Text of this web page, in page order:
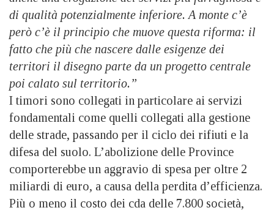
di qualità potenzialmente inferiore. A monte c’è
però c’è il principio che muove questa riforma: il
fatto che più che nascere dalle esigenze dei
territori il disegno parte da un progetto centrale
poi calato sul territorio.”
I timori sono collegati in particolare ai servizi
fondamentali come quelli collegati alla gestione
delle strade, passando per il ciclo dei rifiuti e la
difesa del suolo. L’abolizione delle Province
comporterebbe un aggravio di spesa per oltre 2
miliardi di euro, a causa della perdita d’efficienza.
Più o meno il costo dei cda delle 7.800 società,